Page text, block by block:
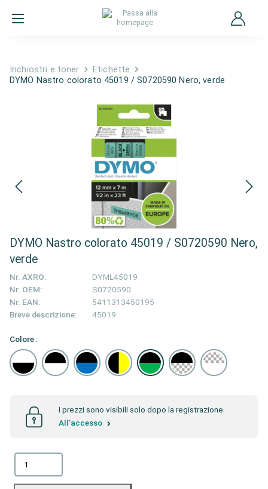
Inchiostri e toner
Etichette
DYMO Nastro colorato 45019 / S0720590 Nero, verde
DYMO Nastro colorato 45019 / S0720590 Nero,
verde
Nr. AXRO:
DYML45019
Nr. OEM:
S0720590
Nr. EAN:
5411313450195
Breve descrizione:
45019
Colore :
I prezzi sono visibili solo dopo la registrazione.
All'accesso